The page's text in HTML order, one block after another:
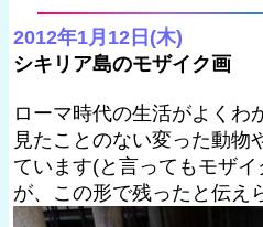
2012年1月12日(木)
シキリア島のモザイク画
ローマ時代の生活がよくわ
見たことのない変った動物
ています(と言ってもモザ
が、この形で残ったと伝え